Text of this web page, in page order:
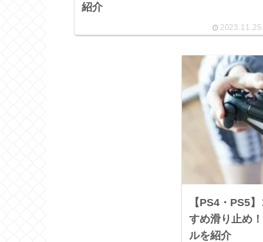
紹介
2023.11.25
【PS4・PS5
すめ滑り止め
ルを紹介